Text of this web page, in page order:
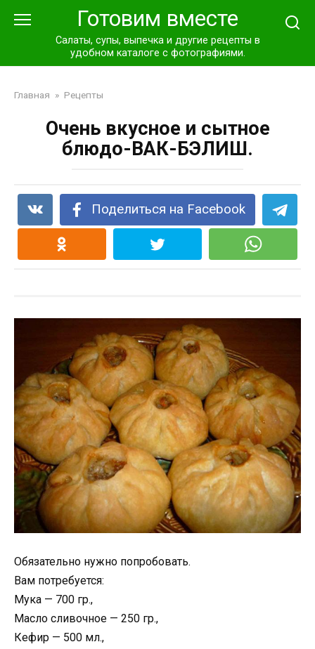
Готовим вместе
Салаты, супы, выпечка и другие рецепты в
удобном каталоге с фотографиями.
Главная » Рецепты
Очень вкусное и сытное
блюдо-ВАК-БЭЛИШ.
Поделиться на Facebook
Обязательно нужно попробовать.
Вам потребуется:
Мука — 700 гр.,
Масло сливочное — 250 гр.,
Кефир — 500 мл.,